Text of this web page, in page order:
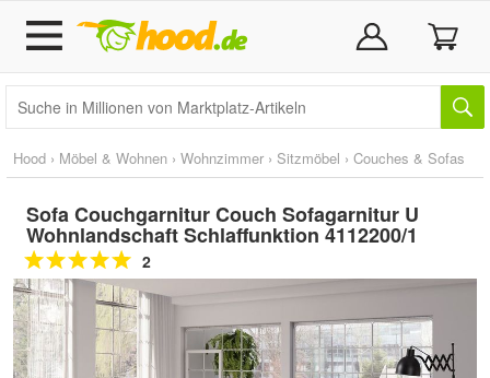
Hood › Möbel & Wohnen › Wohnzimmer › Sitzmöbel › Couches & Sofas
Sofa Couchgarnitur Couch Sofagarnitur U
Wohnlandschaft Schlaffunktion 4112200/1
2